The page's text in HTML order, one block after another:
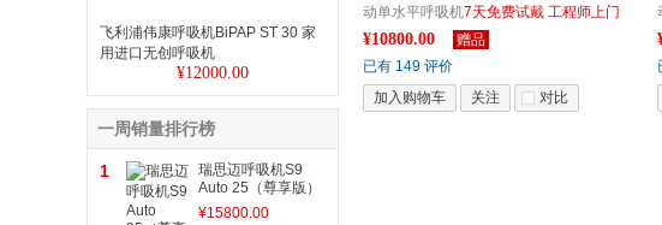
飞利浦伟康呼吸机BiPAP ST 30 家
用进口无创呼吸机
¥12000.00
一周销量排行榜
1
瑞思迈呼吸机S9
Auto 25（尊享版）
全自动双水平呼吸机
¥15800.00
动单水平呼吸机7天免费试戴 工程师上门
安装调试 24小时售后服务 适用于睡眠呼吸
暂停、打鼾
¥10800.00
赠品
已有 149 评价
加入购物车
关注 对比